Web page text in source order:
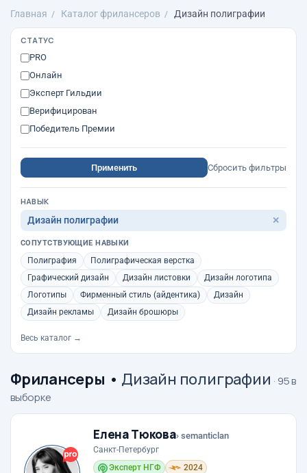
Главная Каталог фрилансеров Дизайн полиграфии
СТАТУС
PRO
Онлайн
Эксперт Гильдии
Верифицирован
Победитель Премии
Применить Сбросить фильтры
НАВЫК
Дизайн полиграфии ✕
СОПУТСТВУЮЩИЕ НАВЫКИ
Полиграфия
Полиграфическая верстка
Графический дизайн
Дизайн листовки
Дизайн логотипа
Логотипы
Фирменный стиль (айдентика)
Дизайн
Дизайн рекламы
Дизайн брошюры
Весь каталог →
Фрилансеры • Дизайн полиграфии · 95 в
выборке
Елена Тюкова› semanticlan
Санкт-Петербург
Эксперт НГФ
2024